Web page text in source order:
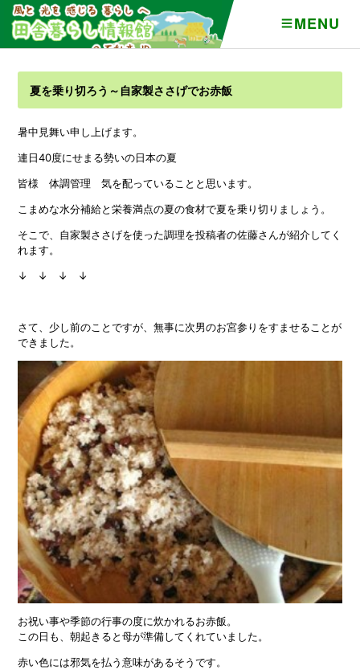
MENU
暑中見舞い申し上げます。
連日40度にせまる勢いの日本の夏
皆様 体調管理 気を配っていることと思います。
こまめな水分補給と栄養満点の夏の食材で夏を乗り切りましょう。
そこで、自家製ささげを使った調理を投稿者の佐藤さんが紹介してく
れます。
↓ ↓ ↓ ↓
さて、少し前のことですが、無事に次男のお宮参りをすませることが
できました。
お祝い事や季節の行事の度に炊かれるお赤飯。
この日も、朝起きると母が準備してくれていました。
赤い色には邪気を払う意味があるそうです。